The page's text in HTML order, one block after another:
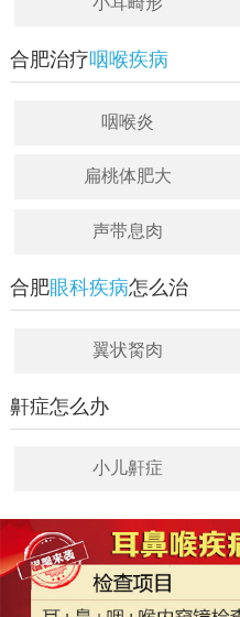
合肥治疗咽喉疾病
咽喉炎
扁桃体肥大
声带息肉
合肥眼科疾病怎么治
翼状胬肉
鼾症怎么办
小儿鼾症